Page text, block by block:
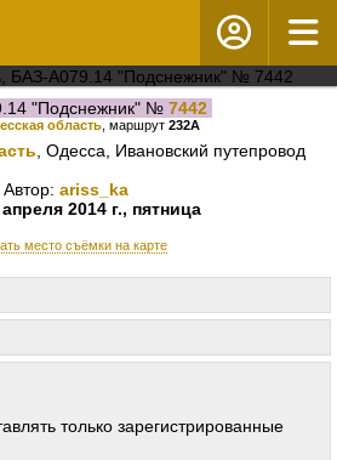
"Подснежник" № 7442
область , маршрут 232А
, Одесса, Ивановский путепровод
Автор: ariss_ka
2014 г., пятница
место съёмки на карте
только зарегистрированные